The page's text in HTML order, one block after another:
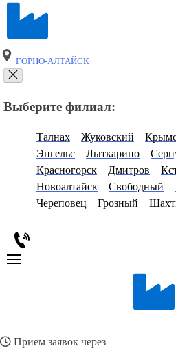
ГОРНО-АЛТАЙСК
Выберите филиал:
Талнах Жуковский
Энгельс
Лыткарино
Красногорск
Дмитров
Новоалтайск
Свободный
Череповец
Грозный
Прием заявок через